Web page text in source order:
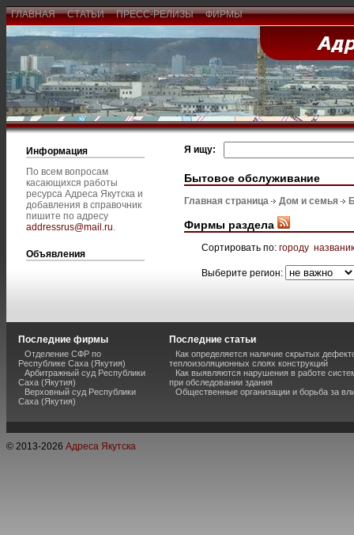
ГЛАВНАЯ СТАТЬИ ПРЕСС-РЕЛИЗЫ ФИРМЫ
Информация
По всем вопросам
касающихся работы
ресурса Адреса Якутска и
добавления в справочник
пишите по адресу
addressrus@mail.ru.
Объявления
Я ищу:
Бытовое обслуживание
Главная страница Дом и семья
Фирмы раздела
Сортировать по: городу
Выберите регион:
Последние фирмы
Отделение СФР по
Республике Саха (Якутия)
Арбитражный суд Республики
Саха (Якутия)
Верховный суд Республики
Саха (Якутия)
Последние статьи
Как определяется наличие скрытых
теплоизоляционных слоях конструкций
Как выявляются нарушения в работе
при обследовании здания
Общественные организации и борьба за
© 2013-2026 Адреса Якутска